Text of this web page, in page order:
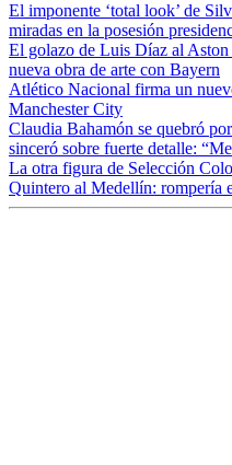
El imponente ‘total look’ de
miradas en la posesión
El golazo de Luis Díaz al
nueva obra de arte con Bayern
Atlético Nacional firma un
Manchester City
Claudia Bahamón se quebró
sinceró sobre fuerte detalle:
La otra figura de Selección
Quintero al Medellín: rompería